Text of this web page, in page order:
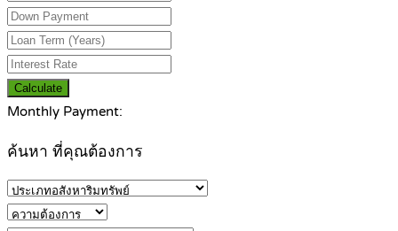
Calculate
Monthly Payment:
ค้นหา ที่คุณต้องการ